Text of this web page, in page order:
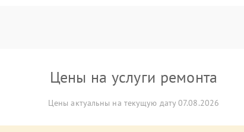
Цены на услуги ремонта
Цены актуальны на текущую дату 07.08.2026